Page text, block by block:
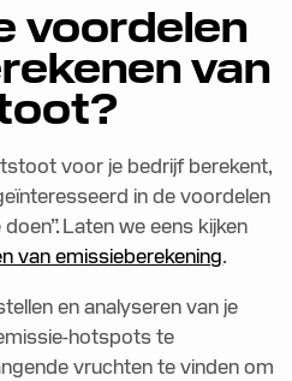
voordelen
van
voor je bedrijf berekent,
in de voordelen
Laten we eens kijken
van emissieberekening.
en analyseren van je
hotspots te
vruchten te vinden om